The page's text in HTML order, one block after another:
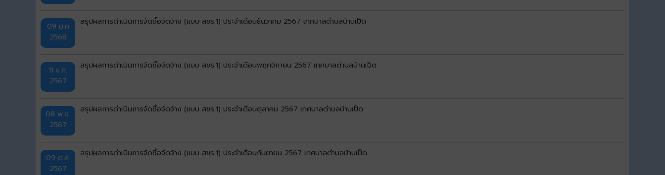
09 ม.ค
2568
สรุปผลการดำเนินการจัดซื้อจัดจ้าง (แบบ สขร.1) ประจำเดือนธันวาคม 2567 เทศบาลตำบลบ้านเป็ด
11 ธ.ค.
2567
สรุปผลการดำเนินการจัดซื้อจัดจ้าง (แบบ สขร.1) ประจำเดือนพฤศจิกายน 2567 เทศบาลตำบลบ้านเป็ด
08 พ.ย.
2567
สรุปผลการดำเนินการจัดซื้อจัดจ้าง (แบบ สขร.1) ประจำเดือนตุลาคม 2567 เทศบาลตำบลบ้านเป็ด
09 ต.ค.
2567
สรุปผลการดำเนินการจัดซื้อจัดจ้าง (แบบ สขร.1) ประจำเดือนกันยายน 2567 เทศบาลตำบลบ้านเป็ด